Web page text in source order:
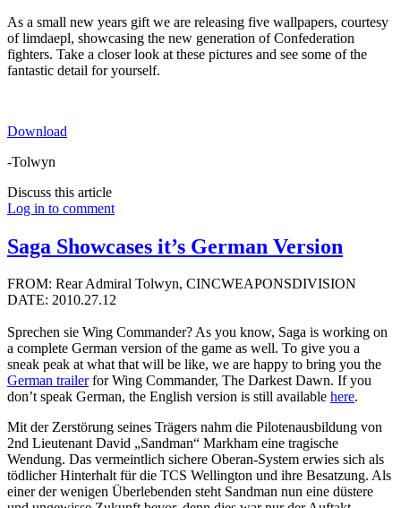
As a small new years gift we are releasing five wallpapers, courtesy
of limdaepl, showcasing the new generation of Confederation
fighters. Take a closer look at these pictures and see some of the
fantastic detail for yourself.
Download
-Tolwyn
Discuss this article
Log in to comment
Saga Showcases it’s German Version
FROM: Rear Admiral Tolwyn, CINCWEAPONSDIVISION
DATE: 2010.27.12
Sprechen sie Wing Commander? As you know, Saga is working on
a complete German version of the game as well. To give you a
sneak peak at what that will be like, we are happy to bring you the
German trailerfor Wing Commander, The Darkest Dawn. If you
don’t speak German, the English version is still available here.
Mit der Zerstörung seines Trägers nahm die Pilotenausbildung von
2nd Lieutenant David „Sandman“ Markham eine tragische
Wendung. Das vermeintlich sichere Oberan-System erwies sich als
tödlicher Hinterhalt für die TCS Wellington und ihre Besatzung. Als
einer der wenigen Überlebenden steht Sandman nun eine düstere